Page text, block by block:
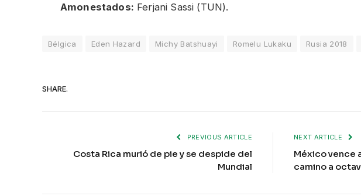
Amonestados: Ferjani Sassi (TUN).
Bélgica Eden Hazard Michy Batshuayi Romelu Lukaku Rusia 2018
SHARE.
PREVIOUS ARTICLE
Costa Rica murió de pie y se despide del
Mundial
NEXT ARTICLE
México vence
camino a